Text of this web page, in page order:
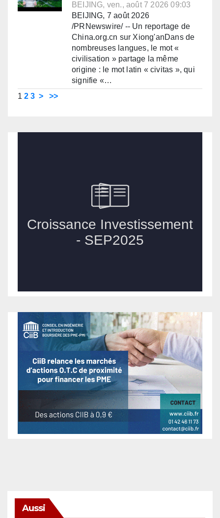
BEIJING, ven., août 7 2026 09:03
BEIJING, 7 août 2026
/PRNewswire/ -- Un reportage de
China.org.cn sur Xiong'anDans de
nombreuses langues, le mot «
civilisation » partage la même
origine : le mot latin « civitas », qui
signifie «…
1 2 3 > >>
Aussi